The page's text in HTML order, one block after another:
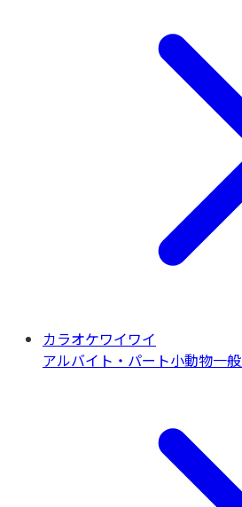
カラオケワイワイ
アルバイト・パート小動物一般